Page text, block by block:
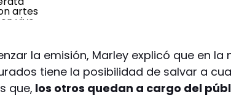
la emisión, Marley explicó que en
tiene la posibilidad de salvar a
que, los otros quedan a cargo del